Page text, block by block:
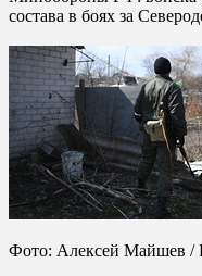
состава в боях за
Фото: Алексей Майшев /